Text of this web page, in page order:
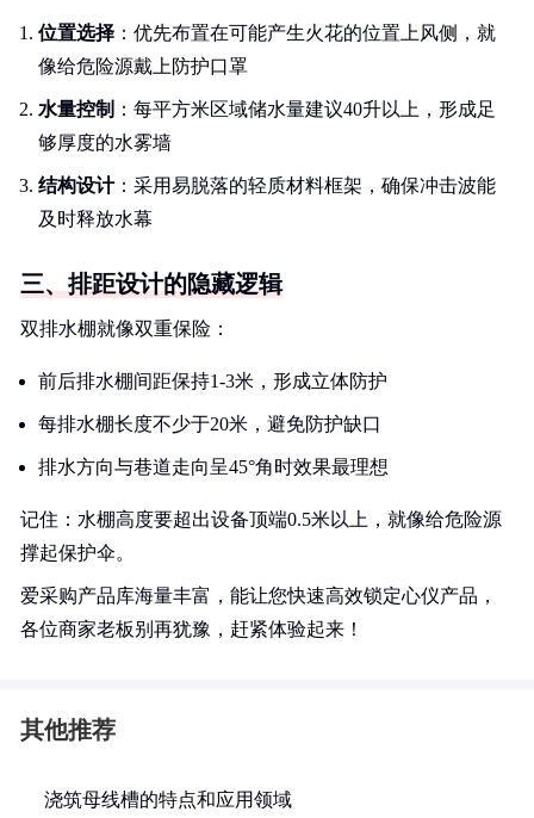
位置选择 ：优先布置在可能产生火花的位置上风侧，就
像给危险源戴上防护口罩
水量控制 ：每平方米区域储水量建议40升以上，形成足
够厚度的水雾墙
结构设计：采用易脱落的轻质材料框架，确保冲击波能
及时释放水幕
三、排距设计的隐藏逻辑
双排水棚就像双重保险：
前后排水棚间距保持1-3米，形成立体防护
每排水棚长度不少于20米，避免防护缺口
排水方向与巷道走向呈45°角时效果最理想
记住：水棚高度要超出设备顶端0.5米以上，就像给危险源
撑起保护伞。
爱采购产品库海量丰富，能让您快速高效锁定心仪产品，
各位商家老板别再犹豫，赶紧体验起来！
其他推荐
浇筑母线槽的特点和应用领域